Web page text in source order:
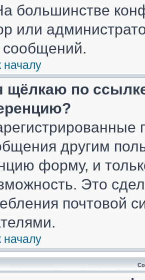
большинстве
или
сообщений.
началу
щёлкаю по
другим
форму, и
Это
почтовой
началу